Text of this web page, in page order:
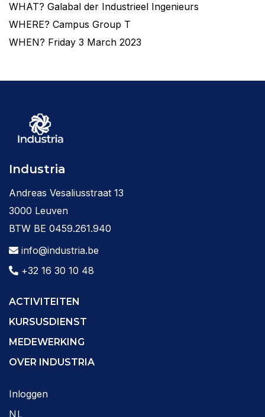
WHAT? Galabal der Industrieel Ingenieurs
WHERE? Campus Group T
WHEN? Friday 3 March 2023
Industria
Andreas Vesaliusstraat 13
3000 Leuven
BTW BE 0459.261.940
info@industria.be
+32 16 30 10 48
ACTIVITEITEN
KURSUSDIENST
MEDEWERKING
OVER INDUSTRIA
Inloggen
NL